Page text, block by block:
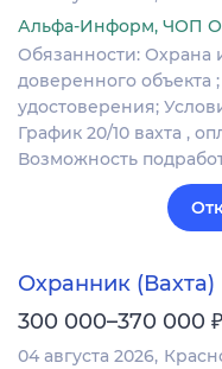
Альфа-Информ, ЧОП
Обязанности: Охрана
доверенного объекта
удостоверения;
График 20/10 вахта ,
Возможность
Охранник (Вахта)
300 000–370 000 ₽
04 августа 2026